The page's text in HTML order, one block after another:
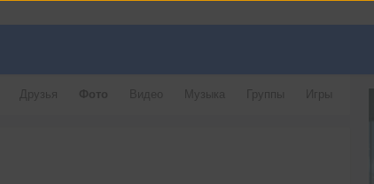
Друзья Фото Видео Музыка Группы Игры